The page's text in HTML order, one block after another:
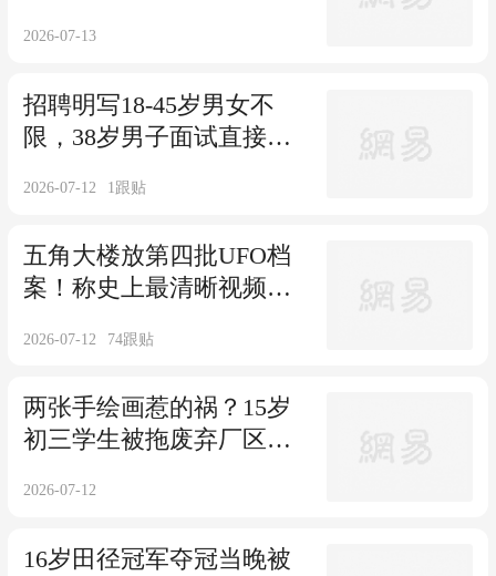
2026-07-13
招聘明写18-45岁男女不
限，38岁男子面试直接被
2026-07-12 1跟贴
五角大楼放第四批UFO档
案！称史上最清晰视频，
2026-07-12 74跟贴
两张手绘画惹的祸？15岁
初三学生被拖废弃厂区围
2026-07-12
16岁田径冠军夺冠当晚被